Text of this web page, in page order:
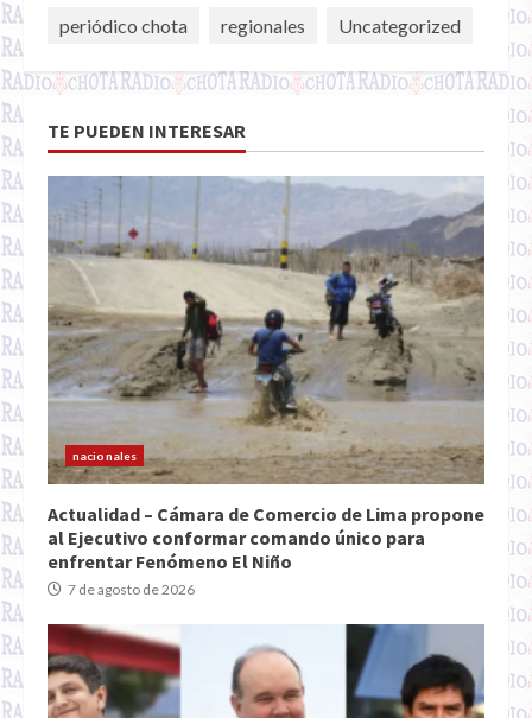
periódico chota
regionales Uncategorized
TE PUEDEN INTERESAR
nacionales
Actualidad – Cámara de Comercio de Lima propone
al Ejecutivo conformar comando único para
enfrentar Fenómeno El Niño
7 de agosto de 2026